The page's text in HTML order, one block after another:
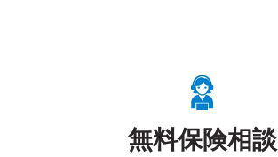
無料保険相談